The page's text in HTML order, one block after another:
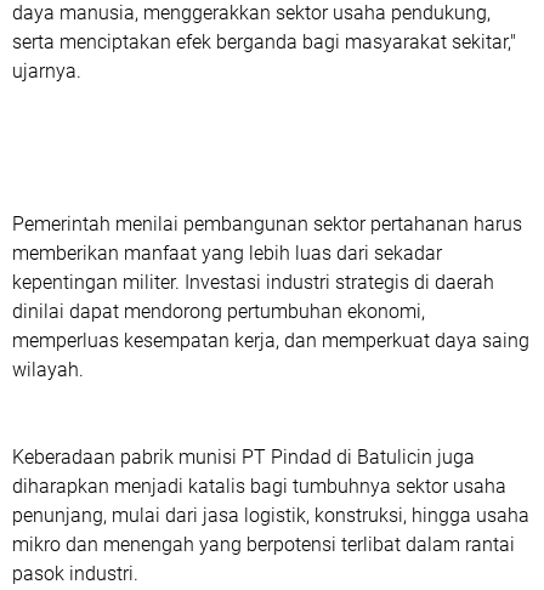
daya manusia, menggerakkan sektor usaha pendukung,
serta menciptakan efek berganda bagi masyarakat sekitar,"
ujarnya.
Pemerintah menilai pembangunan sektor pertahanan harus
memberikan manfaat yang lebih luas dari sekadar
kepentingan militer. Investasi industri strategis di daerah
dinilai dapat mendorong pertumbuhan ekonomi,
memperluas kesempatan kerja, dan memperkuat daya saing
wilayah.
Keberadaan pabrik munisi PT Pindad di Batulicin juga
diharapkan menjadi katalis bagi tumbuhnya sektor usaha
penunjang, mulai dari jasa logistik, konstruksi, hingga usaha
mikro dan menengah yang berpotensi terlibat dalam rantai
pasok industri.